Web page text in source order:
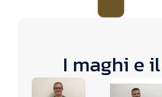
I maghi e